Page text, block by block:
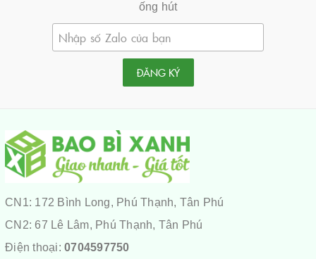
ống hút
ĐĂNG KÝ
CN1: 172 Bình Long, Phú Thạnh, Tân Phú
CN2: 67 Lê Lâm, Phú Thạnh, Tân Phú
Điện thoại: 0704597750